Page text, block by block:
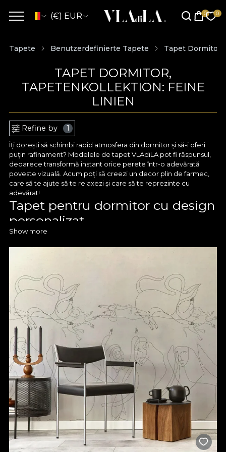
(€) EUR
Tapete Benutzerdefinierte Tapete Tapet Dormitor
TAPET DORMITOR,
TAPETENKOLLEKTION: FEINE
LINIEN
Refine by 1
Îți dorești să schimbi rapid atmosfera din dormitor și să-i oferi
puțin rafinament? Modelele de tapet VLAdiLA pot fi răspunsul,
deoarece transformă instant orice perete într-o adevărată
poveste vizuală. Acum poți să creezi un decor plin de farmec,
care să te ajute să te relaxezi și care să te reprezinte cu
adevărat!
Tapet pentru dormitor cu design
personalizat
să surprindă ceea ce îți dorești. La VLAdiLA poți descoperi
numeroase opțiuni care se potrivesc cu diferite design-uri și ai
sprijinul nostru pentru a putea alege un model de poveste, de
care te vei bucura în fiecare zi. Un simplu tapet în dormitor
poate face diferența, așa că poți miza pe imprimeuri discrete,
în nuanțe neutre, dacă îți dorești un spațiu calm, relaxant, sau
poți opta pentru modele spectaculoase, dacă vrei să transformi
complet încăperea. Tu decizi!
Alege tapetul premium VLAdiLA
pentru un dormitor cu design
elegant
Orice tapet de dormitor pe care îl găsești la noi este proiectat
să reziste în timp, iar culorile și formele își păstrează
intensitatea, chiar și după mulți ani de utilizare. Pentru tine,
acest lucru înseamnă o investiție sigură și un decor care nu se
demodează. Mai mult, acum ai ocazia de a alege textura
Show more